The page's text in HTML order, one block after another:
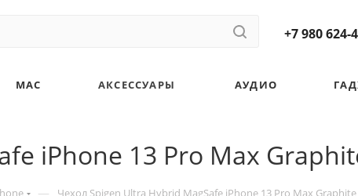
+7 980 624-
MAC АКСЕССУАРЫ АУДИО
iPhone 13 Pro Max
— Чехол Spigen Ultra Hybrid MagSafe iPhone 13 Pro Max Graphite